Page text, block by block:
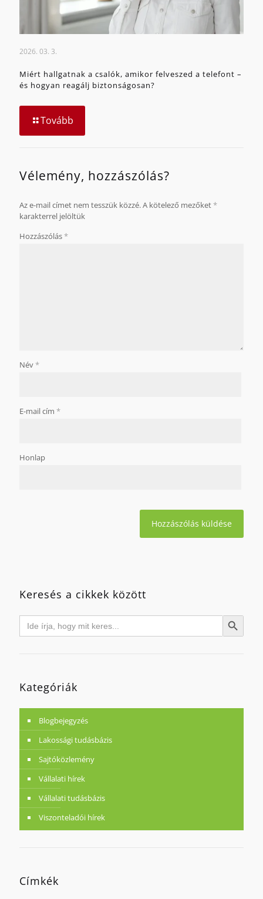
2026. 03. 3.
Miért hallgatnak a csalók, amikor felveszed a telefont –
és hogyan reagálj biztonságosan?
Tovább
Vélemény, hozzászólás?
Az e-mail címet nem tesszük közzé.A kötelező mezőket*
karakterrel jelöltük
Hozzászólás*
Név*
E-mail cím *
Honlap
Keresés a cikkek között
Search
for: Search Button
Kategóriák
Blogbejegyzés
Lakossági tudásbázis
Sajtóközlemény
Vállalati hírek
Vállalati tudásbázis
Viszonteladói hírek
Címkék